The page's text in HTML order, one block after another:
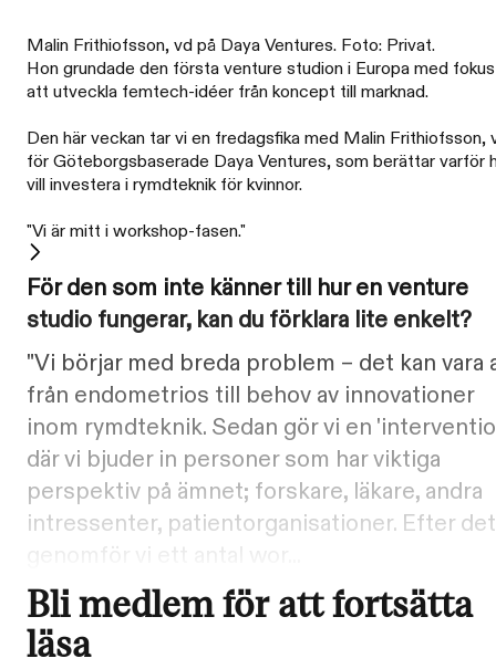
Malin Frithiofsson, vd på Daya Ventures. Foto: Privat.
Hon grundade den första venture studion i Europa med
att utveckla femtech-idéer från koncept till marknad.
Den här veckan tar vi en fredagsfika med Malin Frithiofsson,
för Göteborgsbaserade Daya Ventures, som berättar varför
vill investera i rymdteknik för kvinnor.
"Vi är mitt i workshop-fasen."
För den som inte känner till hur en venture
studio fungerar, kan du förklara lite enkelt?
"Vi börjar med breda problem – det kan vara
från endometrios till behov av innovationer
inom rymdteknik. Sedan gör vi en
där vi bjuder in personer som har viktiga
perspektiv på ämnet; forskare, läkare, andra
intressenter, patientorganisationer. Efter det
Bli medlem för att fortsätta
läsa